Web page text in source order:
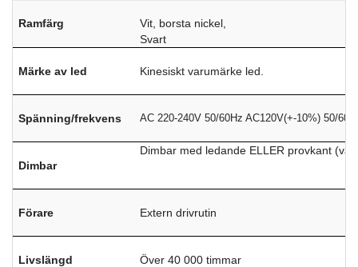
Ramfärg
Vit, borsta nickel,
Svart
Märke av led Kinesiskt varumärke led.
Spänning/frekvens AC 220-240V 50/60Hz AC120V(+-10%) 50/
Dimbar
Dimbar med ledande ELLER provkant
Förare Extern drivrutin
Livslängd Över 40 000 timmar